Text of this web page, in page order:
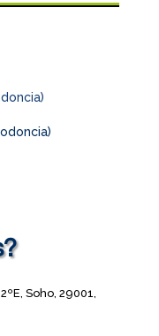
Soho, 29001,